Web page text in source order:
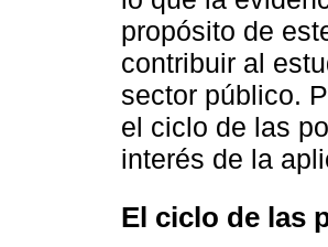
propósito de
contribuir al
sector público.
el ciclo de las
interés de la
El ciclo de las